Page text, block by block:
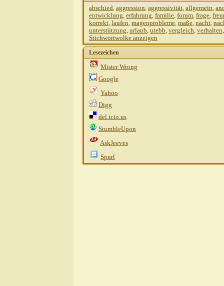
abschied, aggression, aggressivität, allgemein,
entwicklung, erfahrung, familie, forum, frage,
korrekt, laufen, magenprobleme, maße, nacht,
unterstützung, urlaub, utebb, vergleich, verhalten,
Stichwortwolke anzeigen
Lesezeichen
Mister Wrong
Google
Yahoo
Digg
del.icio.us
StumbleUpon
AskJeeves
Spurl